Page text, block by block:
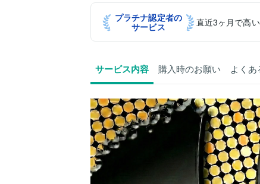
プラチナ認定者の
サービス
直近3ヶ月で高
サービス内容 購入時のお願い よくあ